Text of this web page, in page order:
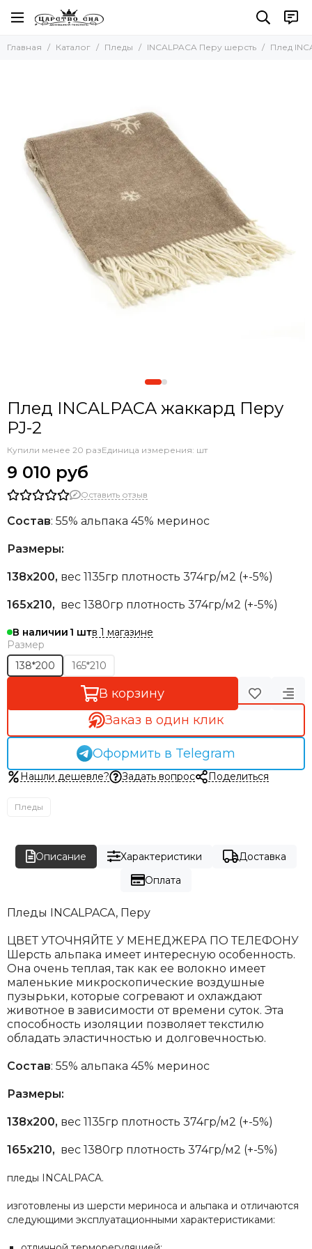
Пледы
Главная Каталог Пледы INCALPACA Перу шерсть Плед
Плед INCALPACA жаккард Перу
PJ-2
Купили менее 20 разЕдиница измерения: шт
9 010 руб
Оставить отзыв
Состав: 55% альпака 45% меринос
Размеры:
138х200, вес 1135гр плотность 374гр/м2 (+-5%)
165х210, вес 1380гр плотность 374гр/м2 (+-5%)
В наличии 1
в 1 магазине
Размер
138*200
165*210
В корзину
Заказ в один клик
Оформить в Telegram
Нашли дешевле? Задать вопрос Поделиться
Пледы
Описание Характеристики
Доставка
Оплата
Пледы INCALPACA, Перу
ЦВЕТ УТОЧНЯЙТЕ У МЕНЕДЖЕРА ПО ТЕЛЕФОНУ
Шерсть альпака имеет интересную особенность.
Она очень теплая, так как ее волокно имеет
маленькие микроскопические воздушные
пузырьки, которые согревают и охлаждают
животное в зависимости от времени суток. Эта
способность изоляции позволяет текстилю
обладать эластичностью и долговечностью.
Состав: 55% альпака 45% меринос
Размеры:
138х200, вес 1135гр плотность 374гр/м2 (+-5%)
165х210, вес 1380гр плотность 374гр/м2 (+-5%)
пледы INCALPACA.
изготовлены из шерсти мериноса и альпака и отличаются
следующими эксплуатационными характеристиками: